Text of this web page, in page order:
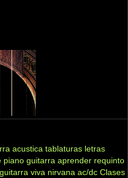
acustica tablaturas letras
piano guitarra aprender requinto
guitarra viva nirvana ac/dc Clases